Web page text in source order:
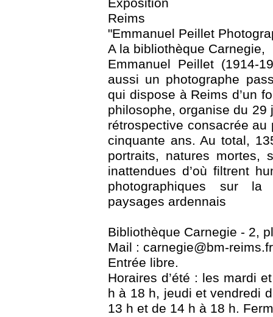
Exposition
Reims
"Emmanuel Peillet
A la bibliothèque Carnegie,
Emmanuel Peillet (1914-
aussi un photographe
qui dispose à Reims d’un
philosophe, organise du
rétrospective consacrée
cinquante ans. Au total,
portraits, natures mortes,
inattendues d’où filtrent
photographiques sur la
paysages ardennais
Bibliothèque Carnegie - 2,
Mail : carnegie@bm-
Entrée libre.
Horaires d’été : les mardi
h à 18 h, jeudi et vendredi
13 h et de 14 h à 18 h.